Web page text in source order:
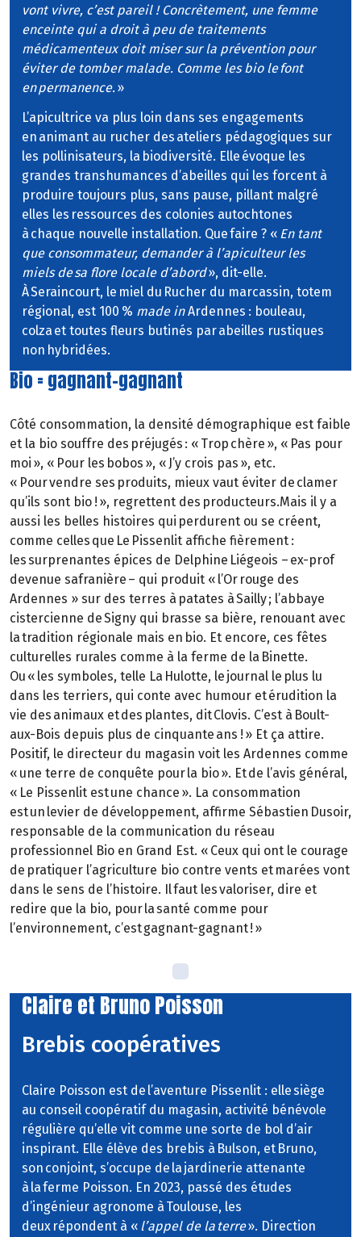
vont vivre, c’est pareil ! Concrètement, une femme
enceinte qui a droit à peu de traitements
médicamenteux doit miser sur la prévention pour
éviter de tomber malade. Comme les bio le font
en permanence.»
L’apicultrice va plus loin dans ses engagements
en animant au rucher des ateliers pédagogiques sur
les pollinisateurs, la biodiversité. Elle évoque les
grandes transhumances d’abeilles qui les forcent à
produire toujours plus, sans pause, pillant malgré
elles les ressources des colonies autochtones
à chaque nouvelle installation. Que faire ? « En tant
que consommateur, demander à l’apiculteur les
miels de sa flore locale d’abord», dit-elle.
À Seraincourt, le miel du Rucher du marcassin, totem
régional, est 100 % made inArdennes : bouleau,
colza et toutes fleurs butinés par abeilles rustiques
non hybridées.
Bio = gagnant-gagnant
Côté consommation, la densité démographique est faible
et la bio souffre des préjugés : « Trop chère », « Pas pour
moi », « Pour les bobos », « J’y crois pas », etc.
« Pour vendre ses produits, mieux vaut éviter de clamer
qu’ils sont bio ! », regrettent des producteurs.Mais il y a
aussi les belles histoires qui perdurent ou se créent,
comme celles que Le Pissenlit affiche fièrement :
les surprenantes épices de Delphine Liégeois – ex-prof
devenue safranière – qui produit « l’Or rouge des
Ardennes » sur des terres à patates à Sailly ; l’abbaye
cistercienne de Signy qui brasse sa bière, renouant avec
la tradition régionale mais en bio. Et encore, ces fêtes
culturelles rurales comme à la ferme de la Binette.
Ou « les symboles, telle La Hulotte, le journal le plus lu
dans les terriers, qui conte avec humour et érudition la
vie des animaux et des plantes, dit Clovis. C’est à Boult-
aux-Bois depuis plus de cinquante ans ! » Et ça attire.
Positif, le directeur du magasin voit les Ardennes comme
« une terre de conquête pour la bio ». Et de l’avis général,
« Le Pissenlit est une chance ». La consommation
est un levier de développement, affirme Sébastien Dusoir,
responsable de la communication du réseau
professionnel Bio en Grand Est. « Ceux qui ont le courage
de pratiquer l’agriculture bio contre vents et marées vont
dans le sens de l’histoire. Il faut les valoriser, dire et
redire que la bio, pour la santé comme pour
l’environnement, c’est gagnant-gagnant ! »
Claire et Bruno Poisson
Brebis coopératives
Claire Poisson est de l’aventure Pissenlit : elle siège
au conseil coopératif du magasin, activité bénévole
régulière qu’elle vit comme une sorte de bol d’air
inspirant. Elle élève des brebis à Bulson, et Bruno,
son conjoint, s’occupe de la jardinerie attenante
à la ferme Poisson. En 2023, passé des études
d’ingénieur agronome à Toulouse, les
deux répondent à « l’appel de la terre». Direction